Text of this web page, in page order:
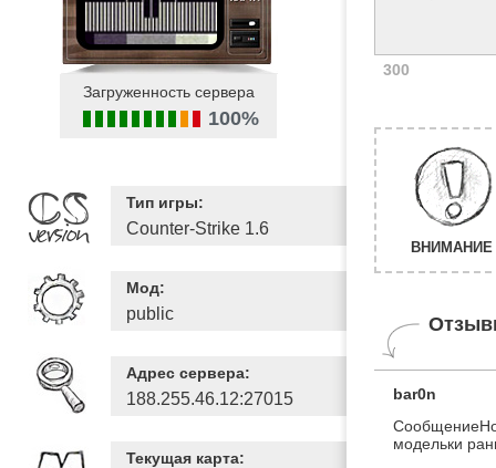
Загруженность сервера
100%
Тип игры:
Counter-Strike 1.6
Мод:
public
Адрес сервера:
188.255.46.12:27015
Текущая карта:
300
ВНИМАНИЕ
bar0n
модельки